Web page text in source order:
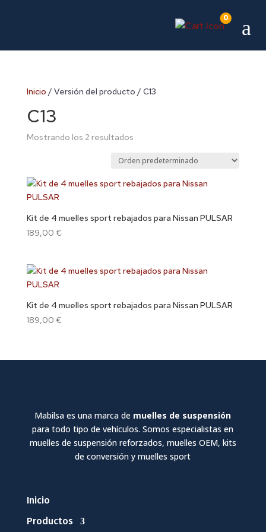
0 a
Inicio / Versión del producto / C13
C13
Mostrando los 2 resultados
Kit de 4 muelles sport rebajados para Nissan PULSAR
189,00 €
Kit de 4 muelles sport rebajados para Nissan PULSAR
189,00 €
Mabilsa es una marca de muelles de suspensión
para todo tipo de vehículos. Somos especialistas en
muelles de suspensión reforzados, muelles OEM, kits
de conversión y muelles sport
Inicio
Productos